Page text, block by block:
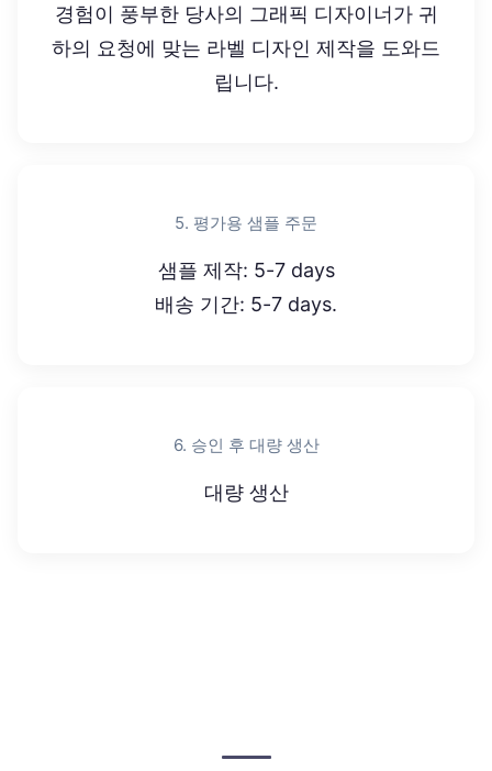
경험이 풍부한 당사의 그래픽 디자이너가 귀
하의 요청에 맞는 라벨 디자인 제작을 도와드
립니다.
5. 평가용 샘플 주문
샘플 제작: 5-7 days
배송 기간: 5-7 days.
6. 승인 후 대량 생산
대량 생산